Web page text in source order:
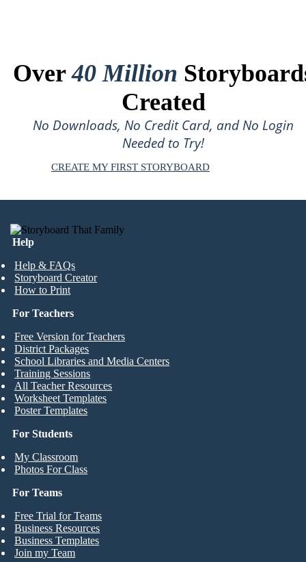
Over40 Million
Created
No Downloads, No Credit Card, and No Login
Needed to Try!
CREATE MY FIRST STORYBOARD
Help
Help & FAQs
Storyboard Creator
How to Print
For Students
My Classroom
Photos For Class
For Teachers
Free Version for Teachers
District Packages
School Libraries and Media Centers
Training Sessions
All Teacher Resources
Worksheet Templates
Poster Templates
For Teams
Free Trial for Teams
Business Resources
Business Templates
Join my Team